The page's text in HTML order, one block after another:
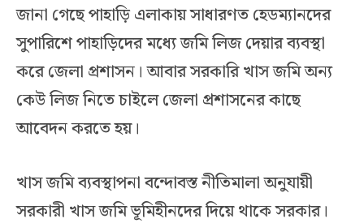
জানা গেছে পাহাড়ি এলাকায় সাধারণত হেডম্যানদের
সুপারিশে পাহাড়িদের মধ্যে জমি লিজ দেয়ার ব্যবস্থা
করে জেলা প্রশাসন। আবার সরকারি খাস জমি অন্য
কেউ লিজ নিতে চাইলে জেলা প্রশাসনের কাছে
আবেদন করতে হয়।
খাস জমি ব্যবস্থাপনা বন্দোবস্ত নীতিমালা অনুযায়ী
সরকারী খাস জমি ভূমিহীনদের দিয়ে থাকে সরকার।